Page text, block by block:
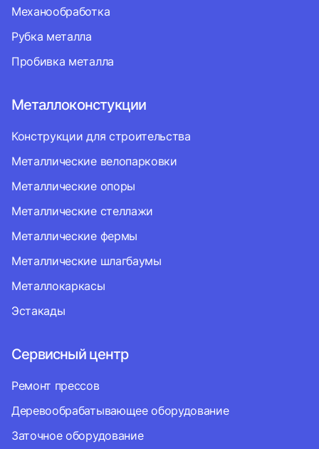
Механообработка
Рубка металла
Пробивка металла
Металлоконстукции
Конструкции для строительства
Металлические велопарковки
Металлические опоры
Металлические стеллажи
Металлические фермы
Металлические шлагбаумы
Металлокаркасы
Эстакады
Сервисный центр
Ремонт прессов
Деревообрабатывающее оборудование
Заточное оборудование